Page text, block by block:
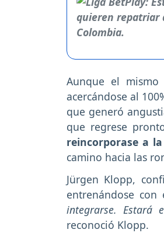
Aunque el mismo
acercándose al
que generó
que regrese
reincorporase a
camino hacia las
Jürgen Klopp,
entrenándose con
integrarse.
reconoció Klopp.